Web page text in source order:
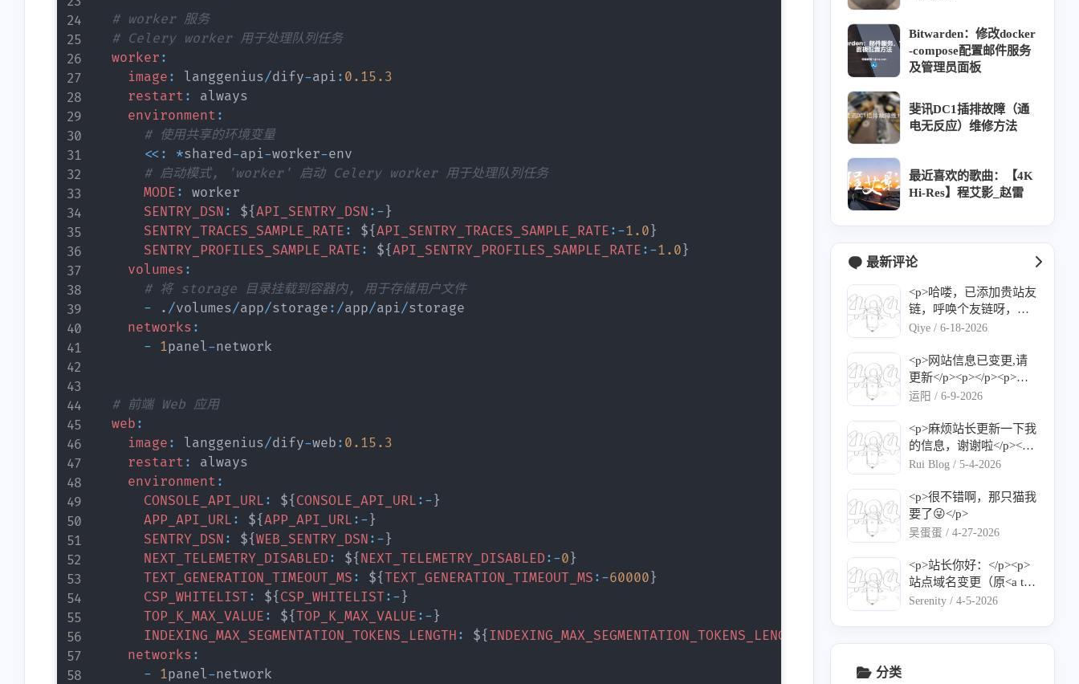
互动
最近评论
<p>哈喽，已添加贵站友链，
呼唤个友链呀，感谢！</p>
<p>名称：Qiye's Blog</p>
<p>网站：<a target="_blank"
href="https://qiyec.site">https:
//qiyec.site</a></p><p>图
6-18-2026
stonewu
<p>网站信息已变更,请更新
</p><p></p><p>网站名称：
运阳的小窝</p><p>网站地
址：<a target="_blank"
/blog.lyuy.top/</a></p><p>头
6-9-2026
stonewu
8 扫地机 1 Gen83
解决问题2 联想电脑 建筑师 内网穿透 1 今日图片1 B类 1
1 故障维修
# worker 服务
# Celery worker 用于处理队列任务
worker :
image : langgenius/dify-api : 0.15 .3
restart :
always
environment :
# 使用共享的环境变量
<< : *shared-api-worker-env
# 启动模式, 'worker' 启动 Celery worker 用于处理队列任务
MODE :
worker
SENTRY_DSN : ${ API_SENTRY_DSN : - }
SENTRY_TRACES_SAMPLE_RATE : ${ API_SENTRY_TRACES_SAMPLE_RATE : -1.0 }
SENTRY_PROFILES_SAMPLE_RATE : ${ API_SENTRY_PROFILES_SAMPLE_RATE : -1.0 }
volumes :
# 将 storage 目录挂载到容器内, 用于存储用户文件
-
. /volumes/app/storage : /app/api/storage
networks :
- 1panel-network
# 前端 Web 应用
web :
image : langgenius/dify-web : 0.15 .3
restart :
always
environment :
CONSOLE_API_URL : ${ CONSOLE_API_URL : - }
APP_API_URL : ${ APP_API_URL : - }
SENTRY_DSN : ${ WEB_SENTRY_DSN : - }
NEXT_TELEMETRY_DISABLED : ${ NEXT_TELEMETRY_DISABLED : -0 }
TEXT_GENERATION_TIMEOUT_MS : ${ TEXT_GENERATION_TIMEOUT_MS : -60000 }
CSP_WHITELIST : ${ CSP_WHITELIST : - }
TOP_K_MAX_VALUE : ${ TOP_K_MAX_VALUE : - }
INDEXING_MAX_SEGMENTATION_TOKENS_LENGTH : ${ INDEXING_MAX_SEGMENTATION_TOKENS_LENGTH
networks :
- 1panel-network
Bitwarden：修改docker
-compose配置邮件服务
及管理员面板
斐讯DC1插排故障（通
电无反应）维修方法
最近喜欢的歌曲：【4K
Hi-Res】程艾影_赵雷
最新评论
<p>哈喽，已添加贵站友
链，呼唤个友链呀，感
谢！</p><p>名称：Qiy
a target="_blank" href="h
ttps://qiyec.site">https://q
iyec.site</a></p><p>图
ref="https://qiyec.site/upl
oad/favicon-2.png">http
s://qiyec.site/upload/favic
述：记录日常，分享干
货</p><p>RSS：<a targe
t="_blank" href="https://q
qiyec.site/rss.xml</a></p
>
Qiye /6-18-2026
<p>网站信息已变更,请
更新</p><p></p><p>网
站名称：运阳的小窝</p
t="_blank" href="https://l
yuy.top/">https://blog.lyu
y.top/</a></p><p>头像地
接）：<a target="_blan
k" href="https://avatars.gi
thubusercontent.com/u/1
vatars.githubusercontent.
com/u/132762661?v=4</
a></p><p>描述：人生苦
RSS：<a target="_blank"
href="https://lyuy.top/rss.
运阳 /6-9-2026
<p>麻烦站长更新一下我
的信息，谢谢啦</p><p>
网站名称： Rui Blog</p
et="_blank" href="https://
www.ruiblog.top/">http
s://www.ruiblog.top/</a>
步，无以至千里</p><p>
Logo： <a target="_blan
k" href="https://www.ruib
p">https://www.ruiblog.t
op/avatar/avatar.webp</a
Rui Blog / 5-4-2026
<p>很不错啊，那只猫我
要了😜</p>
吴蛋蛋 /4-27-2026
<p>站长你好：</p><p>
站点域名变更（原<a tar
get="_blank" href="http
Serenity /4-5-2026
分类